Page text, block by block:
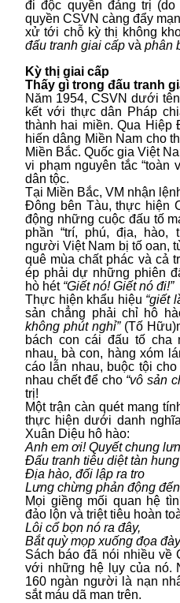
đi độc quyền đảng trị
quyền CSVN càng đẩy
xử tới chỗ kỳ thị không
đấu tranh giai cấp và phân
Kỳ thị giai cấp
Thấy gì trong đấu tranh
Năm 1954, CSVN dưới
kết với thực dân Pháp
thành hai miền. Qua Hiệp
hiến dâng Miền Nam cho
Miền Bắc. Quốc gia Việt
vi phạm nguyên tắc “toàn
dân tộc.
Tại Miền Bắc, VM nhận
Đông bên Tàu, thực hiện
động những cuộc đấu tố
phần “trí, phú, địa, hào,
người Việt Nam bị tố oan,
quê mùa chất phác và cả
ép phải dự những phiên
hò hét “Giết nó! Giết nó đi!”
Thực hiện khẩu hiệu “giết
sản chẳng phải chỉ hô
không phút nghỉ” (Tố
bách con cái đấu tố cha
nhau, bà con, hàng xóm
cáo lẫn nhau, buộc tội
nhau chết để cho “vô sản
trị!
Một trận càn quét mang
thực hiện dưới danh
Xuân Diệu hô hào:
Anh em ơi! Quyết chung
Đấu tranh tiêu diệt tàn
Địa hào, đối lập ra tro
Lưng chừng phản động
Mọi giềng mối quan hệ
đảo lộn và triệt tiêu hoàn
Lôi cổ bọn nó ra đây,
Bắt quỳ mọp xuống đọa
Sách báo đã nói nhiều về
với những hệ lụy của nó.
160 ngàn người là nạn
sắt máu dã man trên.